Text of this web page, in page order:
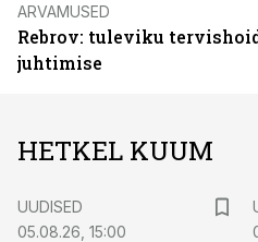
ARVAMUSED
Rebrov: tuleviku
juhtimise
HETKEL KUUM
UUDISED
05.08.26, 15:00